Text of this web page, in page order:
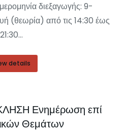
διεξαγωγής: 9-
(θεωρία) από τις 14:30 έως
21:30…
details
Ενημέρωση επί
Θεμάτων